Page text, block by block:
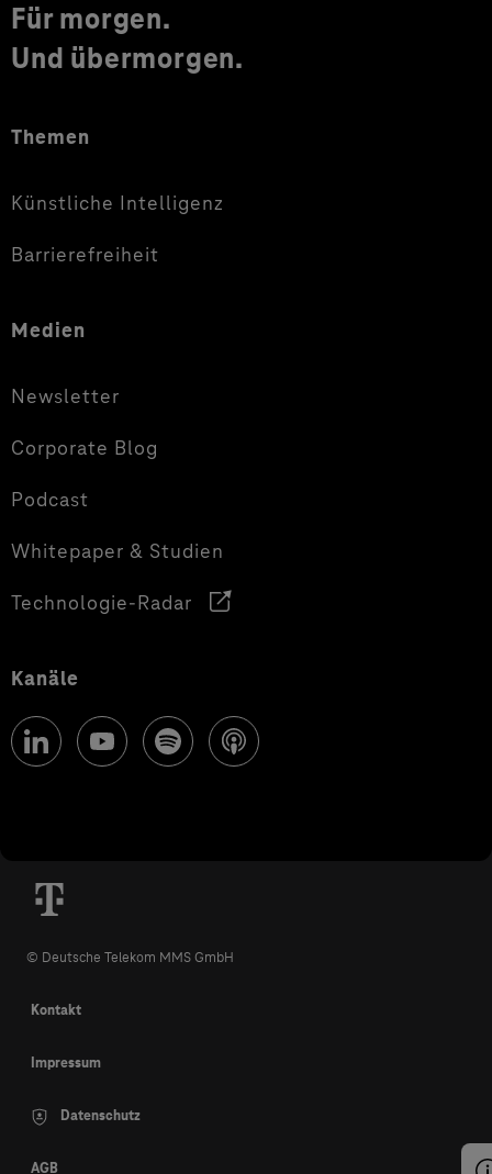
Für morgen.
Und übermorgen.
Themen
Künstliche Intelligenz
Barrierefreiheit
Medien
Newsletter
Corporate Blog
Podcast
Whitepaper & Studien
Technologie-Radar
Kanäle
© Deutsche Telekom MMS GmbH
Kontakt
Impressum
Datenschutz
AGB